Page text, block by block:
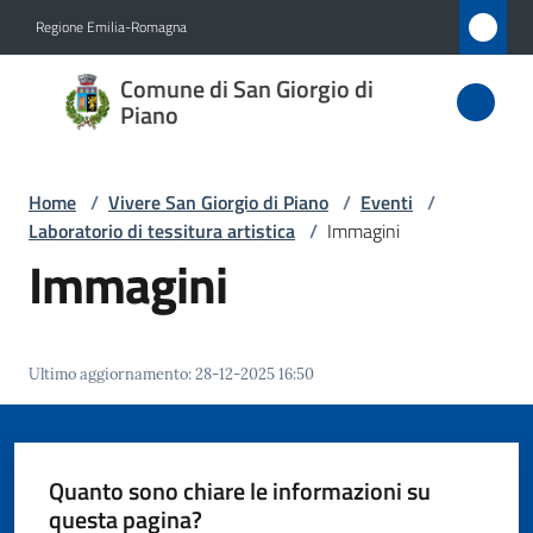
Regione Emilia-Romagna
Comune di San Giorgio di
Piano
Comune
di San
di Piano
Amministrazione
Vivere
San
Home / Vivere San Giorgio di Piano / Eventi /
Laboratorio di tessitura artistica / Immagini
Immagini
Ultimo aggiornamento:28-12-2025 16:50
Quanto sono chiare le informazioni su
questa pagina?